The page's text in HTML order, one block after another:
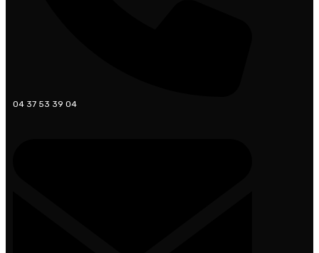
04 37 53 39 04